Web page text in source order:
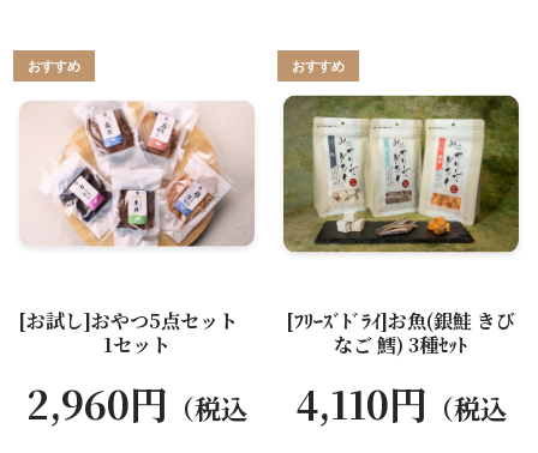
[お試し]おやつ5点セット
1セット
2,960円 （税込
[ﾌﾘｰｽﾞﾄﾞﾗｲ]お魚(銀鮭 きび
なご 鱈) 3種ｾｯﾄ
4,110円 （税込